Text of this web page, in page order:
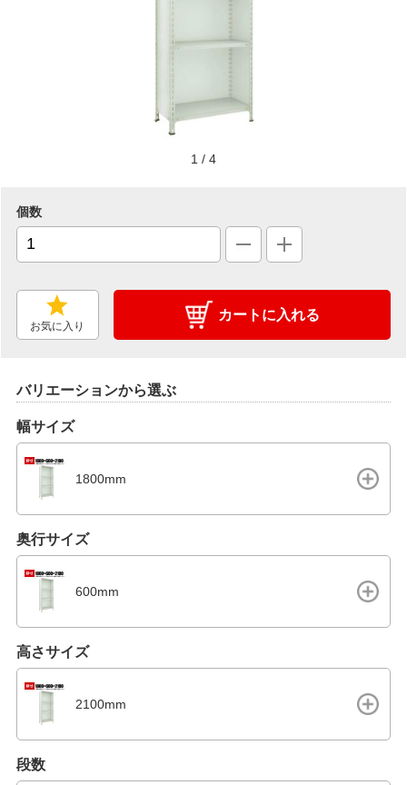
1 / 4
個数
お気に入り
カートに入れる
バリエーションから選ぶ
幅サイズ
1800mm
奥行サイズ
600mm
高さサイズ
2100mm
段数